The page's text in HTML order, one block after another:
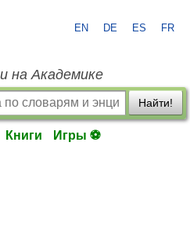
EN DE ES FR
на Академике
Найти!
Книги Игры ⚽